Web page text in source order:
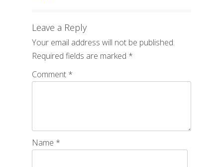
Leave a Reply
Your email address will not be published.
Required fields are marked *
Comment *
Name *